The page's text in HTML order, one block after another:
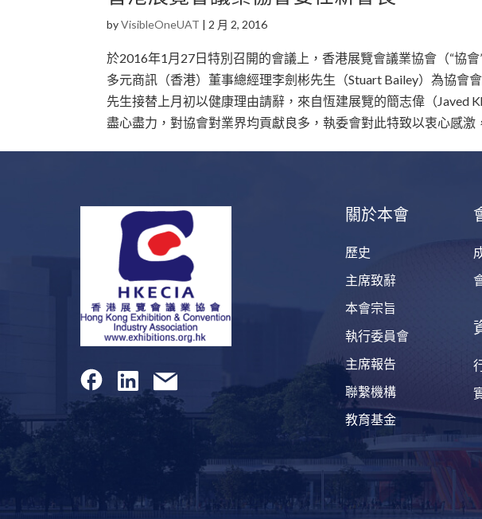
byVisibleOneUAT | 2 月 2, 2016
於2016年1月27日特別召開的會議上，香港展覽會議業協會（“協
多元商訊（香港）董事總經理李劍彬先生（Stuart Bailey）為協會
先生接替上月初以健康理由請辭，來自恆建展覽的簡志偉（Javed
盡心盡力，對協會對業界均貢獻良多，執委會對此特致以衷心感激
關於本會
歷史
主席致辭
本會宗旨
執行委員會
主席報告
聯繫機構
教育基金